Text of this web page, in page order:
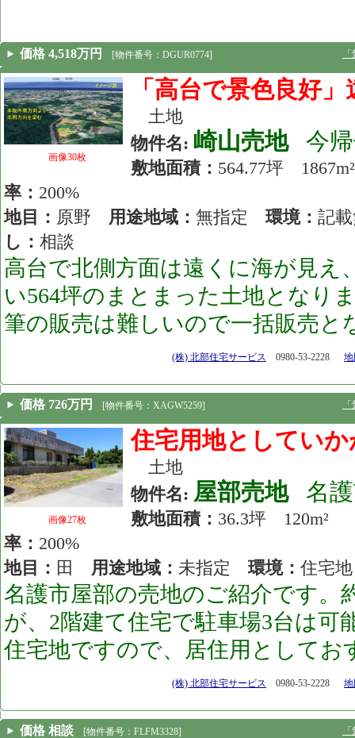
価格 4,518万円 [物件番号：DGUR0774]
画像30枚
「高台で景色良好
土地
物件名: 崎山売地 今
敷地面積： 564.77坪
率： 200%
地目： 原野 用途地域： 無指定 環境： 記
し： 相談
高台で北側方面は遠くに海が見え
い564坪のまとまった土地となり
筆の販売は難しいので一括販売と
(株) 北部住宅サービス 0980-53-2228 地
価格 726万円 [物件番号：XAGW5259]
画像27枚
住宅用地としてい
土地
物件名: 屋部売地 名
敷地面積： 36.3坪
率： 200%
地目： 田 用途地域： 未指定 環境： 住宅
名護市屋部の売地のご紹介です。
が、2階建て住宅で駐車場3台は可
住宅地ですので、居住用としてお
(株) 北部住宅サービス 0980-53-2228 地
価格 相談 [物件番号：FLFM3328]